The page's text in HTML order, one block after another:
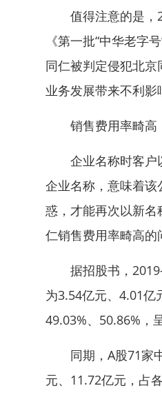
值得注意的是，
《第一批“中华老字
同仁被判定侵犯北
业务发展带来不利影
销售费用率畸高
企业名称时客户
企业名称，意味着
惑，才能再次以新
仁销售费用率畸高的
据招股书，
为3.54亿元、4.01亿
49.03%、50.86%，
同期，A股71家中
元、11.72亿元，占